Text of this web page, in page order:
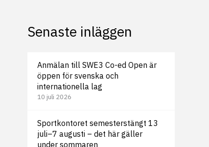
Senaste inläggen
Anmälan till SWE3 Co-ed Open är
öppen för svenska och
internationella lag
10 juli 2026
Sportkontoret semesterstängt 13
juli–7 augusti – det här gäller
under sommaren